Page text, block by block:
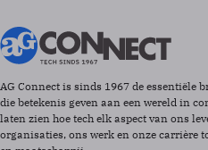
AG Connect is sinds 1967 de essentiële
die betekenis geven aan een wereld in
laten zien hoe tech elk aspect van ons
organisaties, ons werk en onze carrière